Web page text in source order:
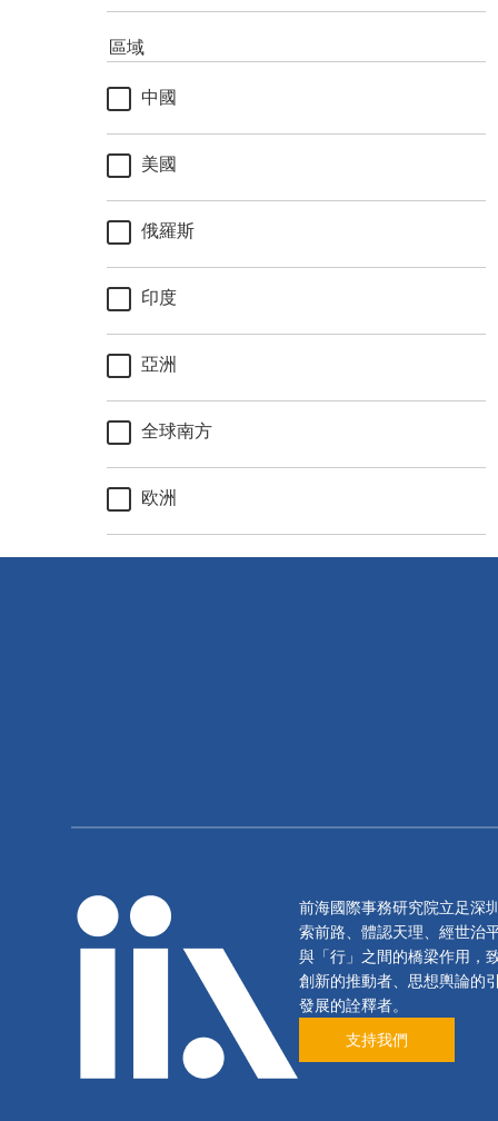
區域
中國
美國
俄羅斯
印度
亞洲
全球南方
欧洲
前海國際事務研究院立足深
索前路、體認天理、經世治
與「行」之間的橋梁作用，
創新的推動者、思想輿論的
發展的詮釋者。
支持我們